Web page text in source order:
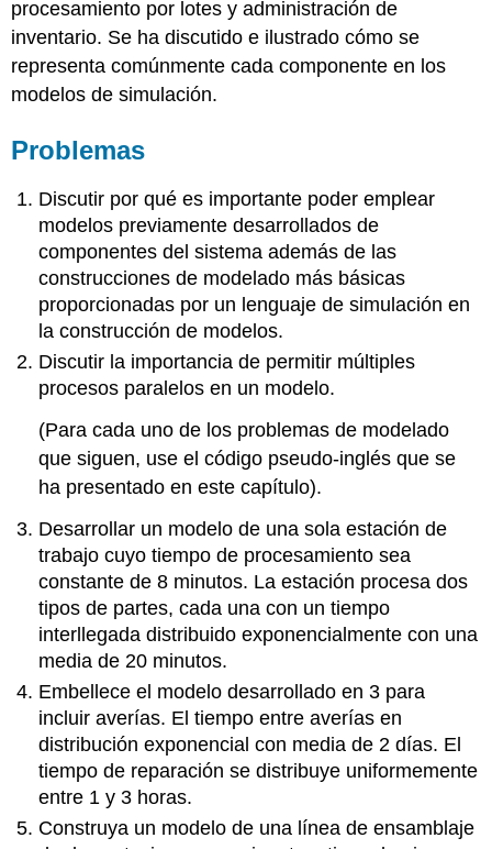
procesamiento por lotes y administración de
inventario. Se ha discutido e ilustrado cómo se
representa comúnmente cada componente en los
modelos de simulación.
Problemas
Discutir por qué es importante poder emplear
modelos previamente desarrollados de
componentes del sistema además de las
construcciones de modelado más básicas
proporcionadas por un lenguaje de simulación en
la construcción de modelos.
Discutir la importancia de permitir múltiples
procesos paralelos en un modelo.
(Para cada uno de los problemas de modelado
que siguen, use el código pseudo-inglés que se
ha presentado en este capítulo).
Desarrollar un modelo de una sola estación de
trabajo cuyo tiempo de procesamiento sea
constante de 8 minutos. La estación procesa dos
tipos de partes, cada una con un tiempo
interllegada distribuido exponencialmente con una
media de 20 minutos.
Embellece el modelo desarrollado en 3 para
incluir averías. El tiempo entre averías en
distribución exponencial con media de 2 días. El
tiempo de reparación se distribuye uniformemente
entre 1 y 3 horas.
Construya un modelo de una línea de ensamblaje